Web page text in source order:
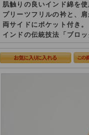
肌触りの良いインド綿を
プリーツフリルの衿と、
両サイドにポケット付き。
インドの伝統技法「ブロ